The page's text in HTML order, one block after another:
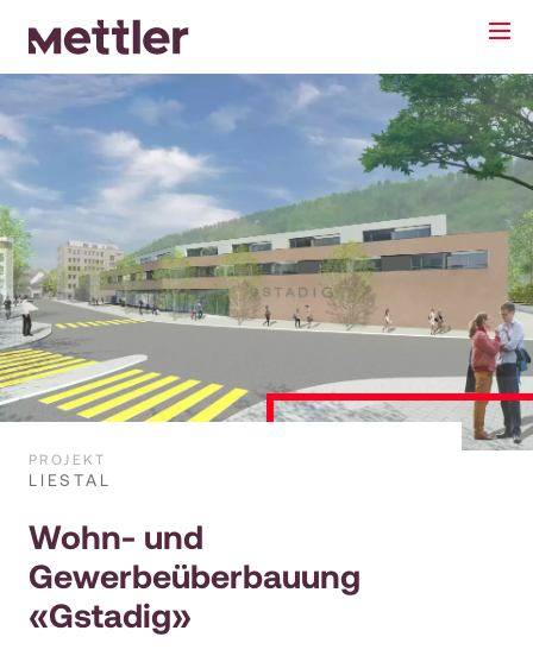
PROJEKT
LIESTAL
Wohn- und
Gewerbeüberbauung
«Gstadig»